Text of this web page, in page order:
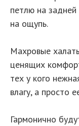
петлю на
на ощупь.
Махровые
ценящих
тех у кого
влагу, а просто
Гармонично